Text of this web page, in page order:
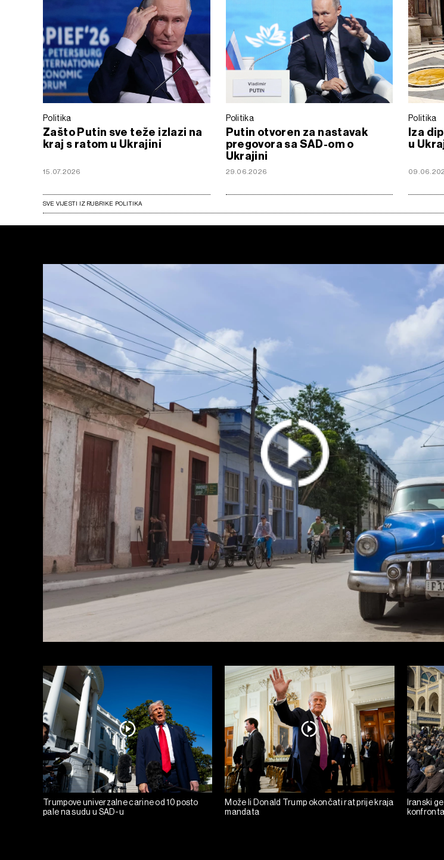
Politika
Zašto Putin sve teže izlazi na
kraj s ratom u Ukrajini
15.07.2026
Politika
Putin otvoren za nastavak
pregovora sa SAD-om o
Ukrajini
29.06.2026
Politika
Iza
u
SVE VIJESTI IZ RUBRIKE POLITIKA
Trumpove univerzalne carine od 10 posto
pale na sudu u SAD-u
Može li Donald Trump okončati rat prije kraja
mandata
Iranski